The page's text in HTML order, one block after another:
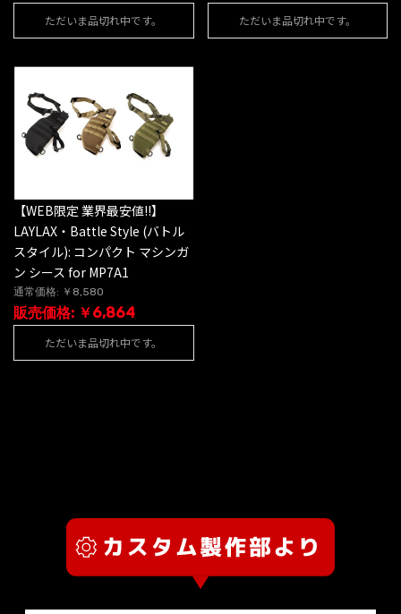
ただいま品切れ中です。 ただいま品切れ中です。
【WEB限定 業界最安値!!】
LAYLAX・Battle Style (バトル
スタイル): コンパクト マシンガ
ン シース for MP7A1
通常価格: ￥8,580
販売価格: ￥6,864
ただいま品切れ中です。